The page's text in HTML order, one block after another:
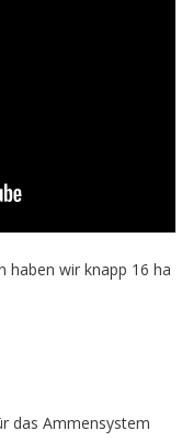
haben wir knapp 16 ha
das Ammensystem